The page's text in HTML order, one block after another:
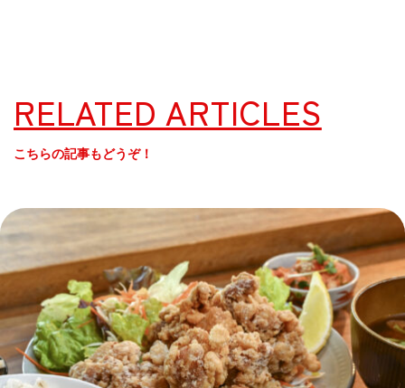
RELATED ARTICLES
こちらの記事もどうぞ！